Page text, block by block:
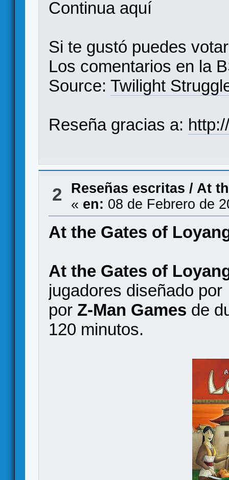
Continua aquí
Si te gustó puedes
Los comentarios en la
Source:Twilight
Reseña gracias a:
2 Reseñas escritas / At
« en: 08 de Febrero de
At the Gates of
At the Gates of
jugadores diseñado
por Z-Man Games de
120 minutos.